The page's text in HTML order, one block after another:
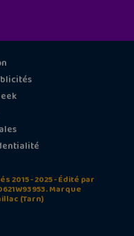
2015 - 2025 - Édité par
Marque
(Tarn)